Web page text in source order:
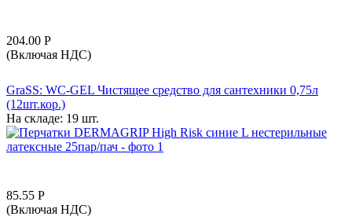
204.00 Р
(Включая НДС)
GraSS: WC-GEL Чистящее средство для сантехники 0,75л
(12шт.кор.)
На складе: 19 шт.
85.55 Р
(Включая НДС)